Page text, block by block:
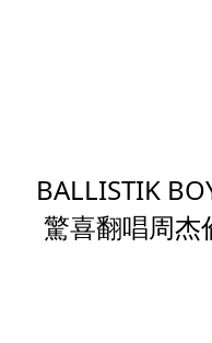
BALLISTIK
驚喜翻唱周杰